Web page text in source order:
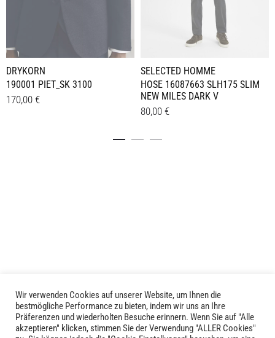
DRYKORN
190001 PIET_SK 3100
170,00 €
gewählt
werden
SELECTED HOMME
HOSE 16087663 SLH175 SLIM
NEW MILES DARK V
80,00 €
Produktseite
gewählt
werden
LIVID © 2024
Kontakt
Wir verwenden Cookies auf unserer Website, um Ihnen die
bestmögliche Performance zu bieten, indem wir uns an Ihre
Präferenzen und wiederholten Besuche erinnern. Wenn Sie auf "Alle
akzeptieren" klicken, stimmen Sie der Verwendung "ALLER Cookies"